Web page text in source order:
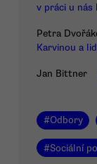
v práci u nás
Petra
Karvinou a
Jan Bittner
#Odbory
#Sociální